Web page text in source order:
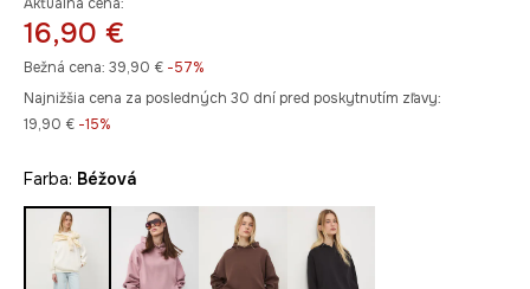
16,90 €
Bežná cena: 39,90 € -57%
Najnižšia cena za posledných 30 dní pred poskytnutím zľavy:
19,90 € -15%
Farba: béžová